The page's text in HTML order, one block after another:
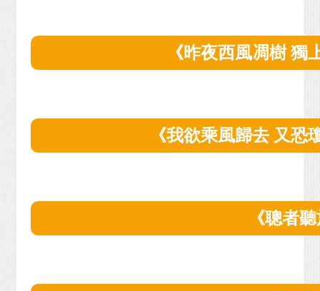
《昨夜西風凋樹 獨
《我欲乘風歸去 又恐
《聰者